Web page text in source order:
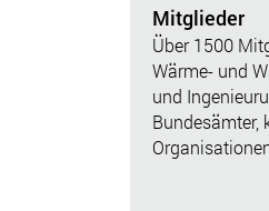
Mitglieder
Über 1500
Wärme- und
und
Bundesämter,